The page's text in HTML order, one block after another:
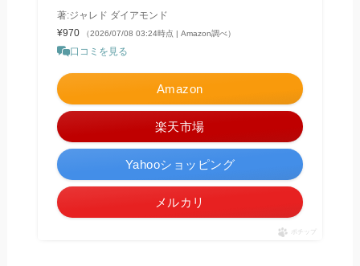
著:ジャレド ダイアモンド
¥970
（2026/07/08 03:24時点 | Amazon調べ）
口コミを見る
Amazon
楽天市場
Yahooショッピング
メルカリ
ポチップ